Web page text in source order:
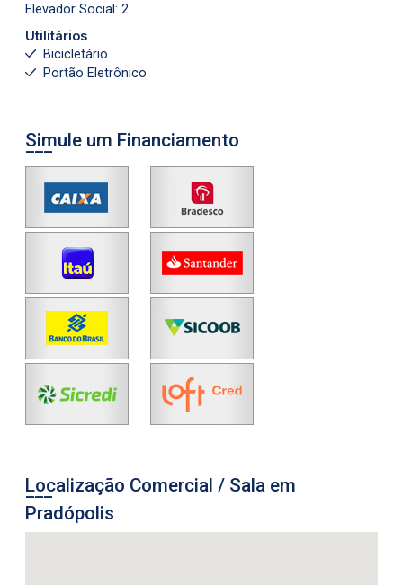
Elevador Social: 2
Utilitários
Bicicletário
Portão Eletrônico
Simule um Financiamento
Localização Comercial / Sala em
Pradópolis